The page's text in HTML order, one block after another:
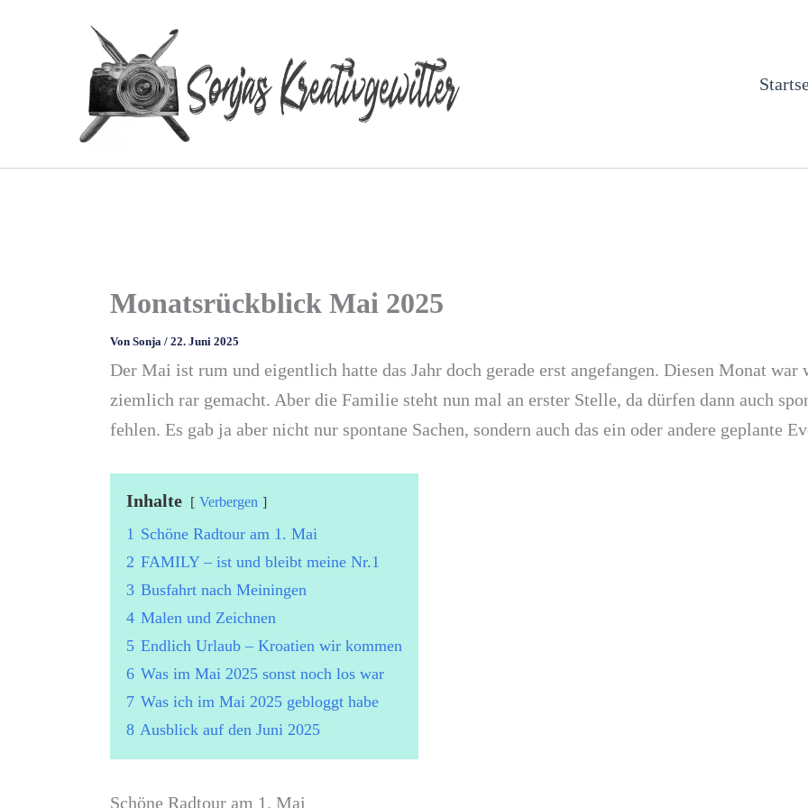
Monatsrückblick Mai 2025
Von Sonja / 22. Juni 2025
Der Mai ist rum und eigentlich hatte das Jahr doch gerade erst angefangen. Diesen Monat
ziemlich rar gemacht. Aber die Familie steht nun mal an erster Stelle, da dürfen dann auch
fehlen. Es gab ja aber nicht nur spontane Sachen, sondern auch das ein oder andere geplante
Inhalte Verbergen
1 Schöne Radtour am 1. Mai
2 FAMILY – ist und bleibt meine Nr.1
3 Busfahrt nach Meiningen
4 Malen und Zeichnen
5 Endlich Urlaub – Kroatien wir kommen
6 Was im Mai 2025 sonst noch los war
7 Was ich im Mai 2025 gebloggt habe
8 Ausblick auf den Juni 2025
Schöne Radtour am 1. Mai